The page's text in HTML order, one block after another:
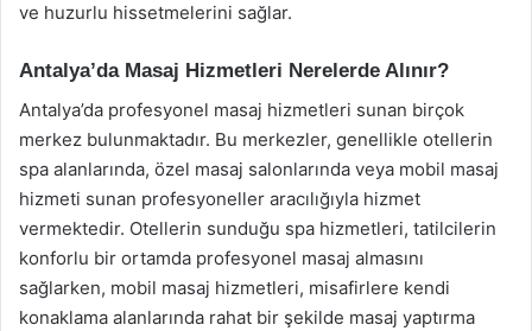
ve huzurlu hissetmelerini sağlar.
Antalya’da Masaj Hizmetleri Nerelerde Alınır?
Antalya’da profesyonel masaj hizmetleri sunan birçok
merkez bulunmaktadır. Bu merkezler, genellikle otellerin
spa alanlarında, özel masaj salonlarında veya mobil masaj
hizmeti sunan profesyoneller aracılığıyla hizmet
vermektedir. Otellerin sunduğu spa hizmetleri, tatilcilerin
konforlu bir ortamda profesyonel masaj almasını
sağlarken, mobil masaj hizmetleri, misafirlere kendi
konaklama alanlarında rahat bir şekilde masaj yaptırma